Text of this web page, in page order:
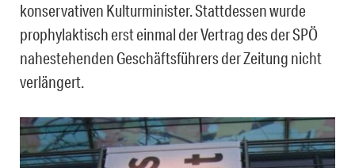
konservativen Kulturminister. Stattdessen wurde
prophylaktisch erst einmal der Vertrag des der SPÖ
nahestehenden Geschäftsführers der Zeitung nicht
verlängert.